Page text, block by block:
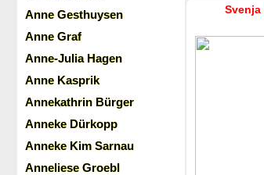
Anne Gesthuysen
Anne Graf
Anne-Julia Hagen
Anne Kasprik
Annekathrin Bürger
Anneke Dürkopp
Anneke Kim Sarnau
Anneliese Groebl
Svenja